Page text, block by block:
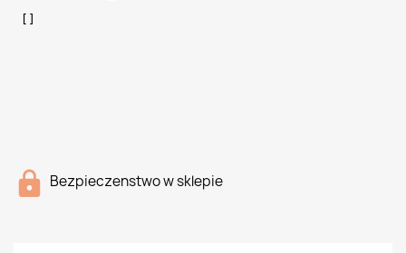
Bezpieczenstwo w sklepie